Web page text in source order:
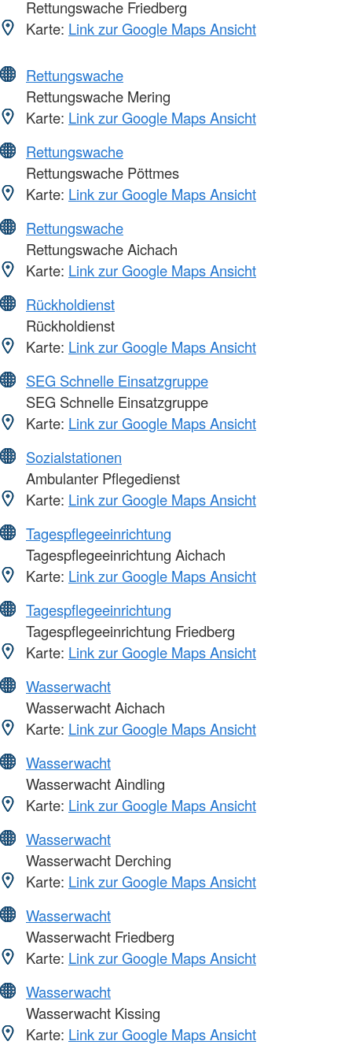
Rettungswache Friedberg
Karte: Link zur Google Maps Ansicht
Rettungswache
Rettungswache Mering
Karte: Link zur Google Maps Ansicht
Rettungswache
Rettungswache Pöttmes
Karte: Link zur Google Maps Ansicht
Rettungswache
Rettungswache Aichach
Karte: Link zur Google Maps Ansicht
Rückholdienst
Rückholdienst
Karte: Link zur Google Maps Ansicht
SEG Schnelle Einsatzgruppe
SEG Schnelle Einsatzgruppe
Karte: Link zur Google Maps Ansicht
Sozialstationen
Ambulanter Pflegedienst
Karte: Link zur Google Maps Ansicht
Tagespflegeeinrichtung
Tagespflegeeinrichtung Aichach
Karte: Link zur Google Maps Ansicht
Tagespflegeeinrichtung
Tagespflegeeinrichtung Friedberg
Karte: Link zur Google Maps Ansicht
Wasserwacht
Wasserwacht Aichach
Karte: Link zur Google Maps Ansicht
Wasserwacht
Wasserwacht Aindling
Karte: Link zur Google Maps Ansicht
Wasserwacht
Wasserwacht Derching
Karte: Link zur Google Maps Ansicht
Wasserwacht
Wasserwacht Friedberg
Karte: Link zur Google Maps Ansicht
Wasserwacht
Wasserwacht Kissing
Karte: Link zur Google Maps Ansicht